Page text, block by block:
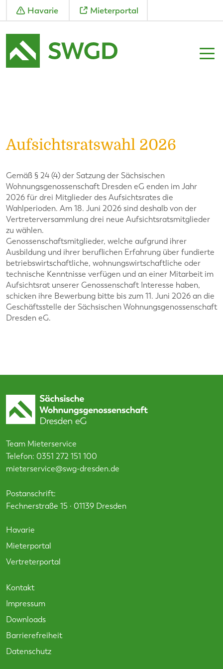
Havarie Mieterportal
Aufsichtsratswahl 2026
Gemäß § 24 (4) der Satzung der Sächsischen
Wohnungsgenossenschaft Dresden eG enden im Jahr
2026 für drei Mitglieder des Aufsichtsrates die
Wahlperioden. Am 18. Juni 2026 sind deshalb von der
Vertreterversammlung drei neue Aufsichtsratsmitglieder
zu wählen.
Genossenschaftsmitglieder, welche aufgrund ihrer
Ausbildung und ihrer beruflichen Erfahrung über fundierte
betriebswirtschaftliche, wohnungswirtschaftliche oder
technische Kenntnisse verfügen und an einer Mitarbeit im
Aufsichtsrat unserer Genossenschaft Interesse haben,
schicken ihre Bewerbung bitte bis zum 11. Juni 2026 an die
Geschäftsstelle der Sächsischen Wohnungsgenossenschaft
Dresden eG.
Team Mieterservice
Telefon: 0351 272 151 100
mieterservice@swg-dresden.de
Postanschrift:
Fechnerstraße 15 · 01139 Dresden
Havarie
Mieterportal
Vertreterportal
Kontakt
Impressum
Downloads
Barrierefreiheit
Datenschutz